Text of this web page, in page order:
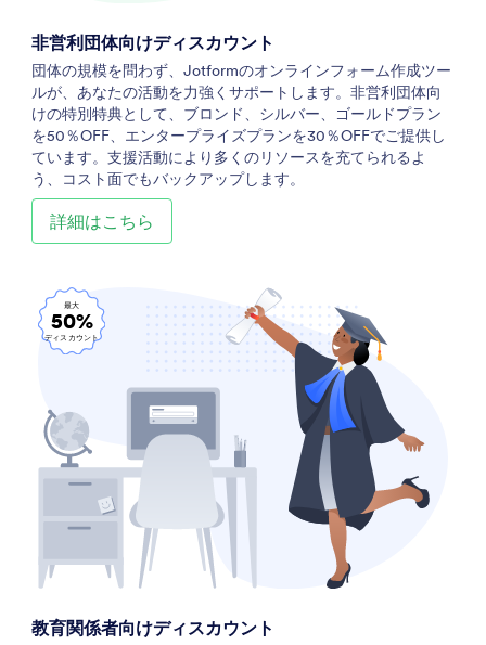
非営利団体向けディスカウント
団体の規模を問わず、Jotformのオンラインフォーム作成ツー
ルが、あなたの活動を力強くサポートします。非営利団体向
けの特別特典として、ブロンド、シルバー、ゴールドプラン
を50％OFF、エンタープライズプランを30％OFFでご提供し
ています。支援活動により多くのリソースを充てられるよ
う、コスト面でもバックアップします。
詳細はこちら
教育関係者向けディスカウント
最大
50%
ディスカウント